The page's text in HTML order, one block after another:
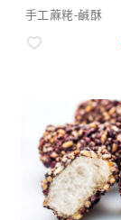
手工蔴粩-鹹酥